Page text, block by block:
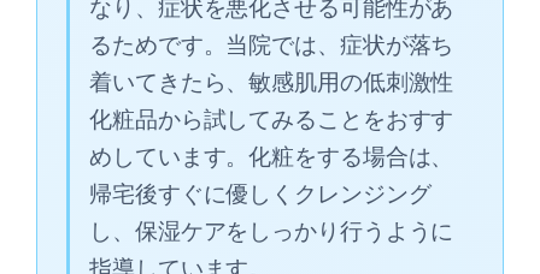
なり、症状を悪化させる可能性があ
るためです。当院では、症状が落ち
着いてきたら、敏感肌用の低刺激性
化粧品から試してみることをおすす
めしています。化粧をする場合は、
帰宅後すぐに優しくクレンジング
し、保湿ケアをしっかり行うように